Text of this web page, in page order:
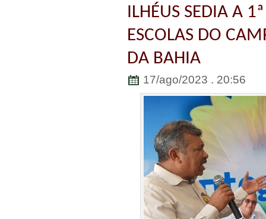
ILHÉUS SEDIA A
ESCOLAS DO
DA BAHIA
17/ago/2023 . 20:56